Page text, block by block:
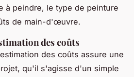
à peindre, le type de peinture
de main-d'œuvre.
des coûts
des coûts assure une
qu'il s'agisse d'un simple